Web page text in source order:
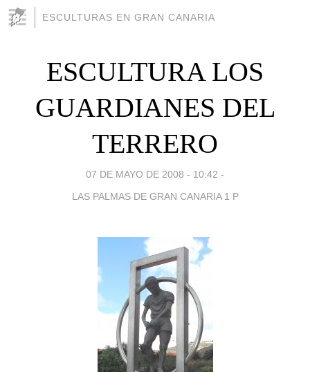
ESCULTURAS EN GRAN CANARIA
ESCULTURA LOS
GUARDIANES DEL
TERRERO
07 DE MAYO DE 2008 - 10:42 -
LAS PALMAS DE GRAN CANARIA 1 P